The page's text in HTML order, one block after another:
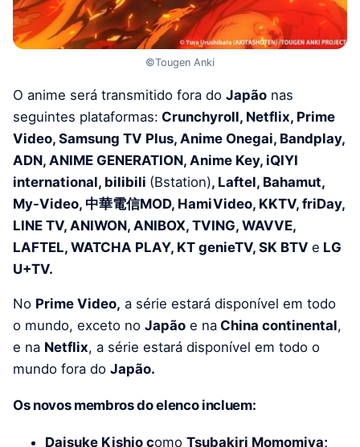
©Tougen Anki
O anime será transmitido fora do Japão nas
seguintes plataformas: Crunchyroll, Netflix, Prime
Video, Samsung TV Plus, Anime Onegai, Bandplay,
ADN, ANIME GENERATION, Anime Key, iQIYI
international, bilibili (Bstation), Laftel, Bahamut,
My-Video, 中華電信MOD, HamiVideo, KKTV, friDay,
LINE TV, ANIWON, ANIBOX, TVING, WAVVE,
LAFTEL, WATCHA PLAY, KT genieTV, SK BTV e LG
U+TV.
No Prime Video, a série estará disponível em todo
o mundo, exceto no Japão e na China continental,
e na Netflix, a série estará disponível em todo o
mundo fora do Japão.
Os novos membros do elenco incluem:
Daisuke Kishio como Tsubakiri Momomiya;